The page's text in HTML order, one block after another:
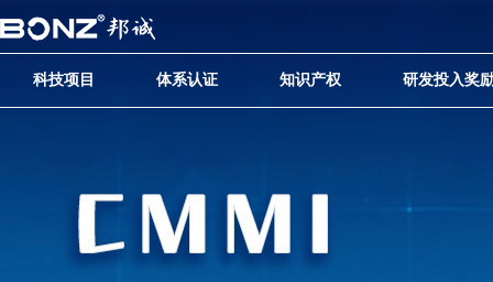
科技项目 体系认证 知识产权 研发投入奖